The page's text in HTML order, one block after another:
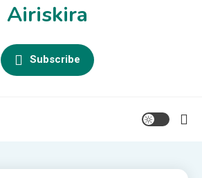
Airiskira
Subscribe